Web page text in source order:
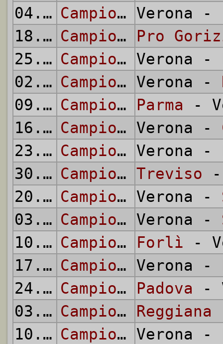
04.11.
1945 Campionato Alta Italia Verona -
18.11.
1945 Campionato Alta Italia
Pro
25.11.
1945 Campionato Alta Italia Verona -
02.12.
1945 Campionato Alta Italia Verona -
09.12.
1945 Campionato Alta Italia Parma -
16.12.
1945 Campionato Alta Italia Verona -
23.12.
1945 Campionato Alta Italia Verona -
30.12.
1945 Campionato Alta Italia Treviso -
20.01.
1946 Campionato Alta Italia Verona -
03.02.
1946 Campionato Alta Italia Verona -
10.02.
1946 Campionato Alta Italia Forlì -
17.02.
1946 Campionato Alta Italia Verona -
24.02.
1946 Campionato Alta Italia Padova -
03.03.
1946 Campionato Alta Italia Reggiana
10.03.
1946 Campionato Alta Italia Verona -